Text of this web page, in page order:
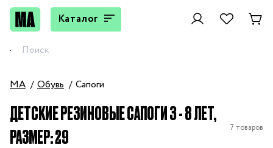
Каталог
MA Обувь Сапоги
ДЕТСКИЕ РЕЗИНОВЫЕ САПОГИ 3 - 8 ЛЕТ,
РАЗМЕР: 29
7 товаров